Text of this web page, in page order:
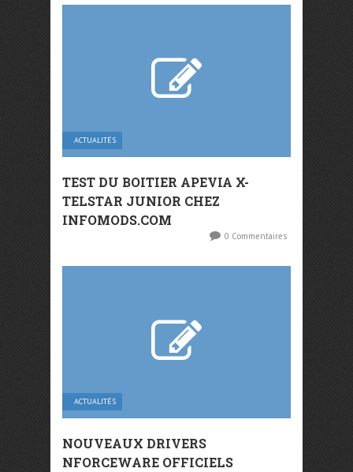
ACTUALITÉS
TEST DU BOITIER APEVIA X-
TELSTAR JUNIOR CHEZ
INFOMODS.COM
0 Commentaires
ACTUALITÉS
NOUVEAUX DRIVERS
NFORCEWARE OFFICIELS